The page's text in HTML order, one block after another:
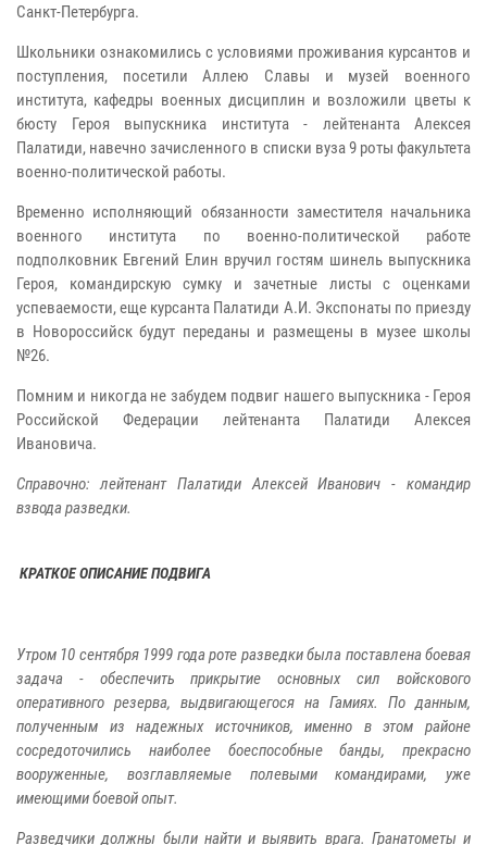
Санкт-Петербурга.
Школьники ознакомились с условиями проживания курсантов и
поступления, посетили Аллею Славы и музей военного
института, кафедры военных дисциплин и возложили цветы к
бюсту Героя выпускника института - лейтенанта Алексея
Палатиди, навечно зачисленного в списки вуза 9 роты факультета
военно-политической работы.
Временно исполняющий обязанности заместителя начальника
военного института по военно-политической работе
подполковник Евгений Елин вручил гостям шинель выпускника
Героя, командирскую сумку и зачетные листы с оценками
успеваемости, еще курсанта Палатиди А.И. Экспонаты по приезду
в Новороссийск будут переданы и размещены в музее школы
№26.
Помним и никогда не забудем подвиг нашего выпускника - Героя
Российской Федерации лейтенанта Палатиди Алексея
Ивановича.
Справочно: лейтенант Палатиди Алексей Иванович - командир
взвода разведки.
КРАТКОЕ ОПИСАНИЕ ПОДВИГА
Утром 10 сентября 1999 года роте разведки была поставлена боевая
задача - обеспечить прикрытие основных сил войскового
оперативного резерва, выдвигающегося на Гамиях. По данным,
полученным из надежных источников, именно в этом районе
сосредоточились наиболее боеспособные банды, прекрасно
вооруженные, возглавляемые полевыми командирами, уже
имеющими боевой опыт.
Разведчики должны были найти и выявить врага. Гранатометы и